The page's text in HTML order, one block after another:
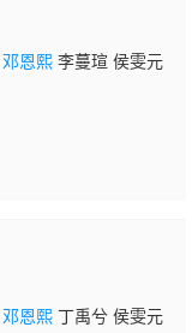
邓恩熙李蔓瑄 侯雯元
邓恩熙丁禹兮 侯雯元